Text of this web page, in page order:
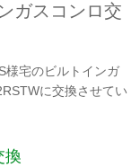
ガスコンロ交
様宅のビルトインガ
に交換させてい
換